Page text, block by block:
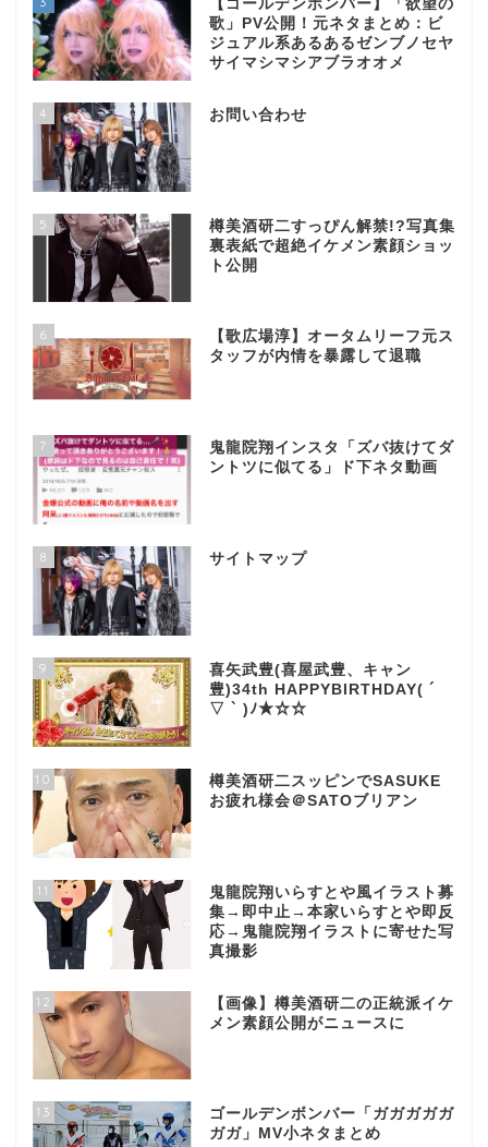
【ゴールデンボンバー】「欲望の
歌」PV公開！元ネタまとめ：ビ
ジュアル系あるあるゼンブノセヤ
サイマシマシアブラオオメ
4 お問い合わせ
5
樽美酒研二すっぴん解禁!?写真集
裏表紙で超絶イケメン素顔ショッ
ト公開
6
【歌広場淳】オータムリーフ元ス
タッフが内情を暴露して退職
7
鬼龍院翔インスタ「ズバ抜けてダ
ントツに似てる」ド下ネタ動画
8 サイトマップ
9
喜矢武豊(喜屋武豊、キャン
豊)34th HAPPYBIRTHDAY( ´
▽ ` )ﾉ★☆☆
10
樽美酒研二スッピンでSASUKE
お疲れ様会＠SATOブリアン
11
鬼龍院翔いらすとや風イラスト募
集→即中止→本家いらすとや即反
応→鬼龍院翔イラストに寄せた写
真撮影
12
【画像】樽美酒研二の正統派イケ
メン素顔公開がニュースに
13
ゴールデンボンバー「ガガガガガ
ガガ」MV小ネタまとめ